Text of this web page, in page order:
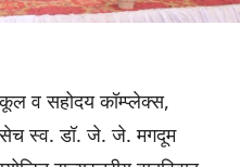
व सहोदय कॉम्प्लेक्स,
तसेच स्व. डॉ. जे. जे. मगदूम